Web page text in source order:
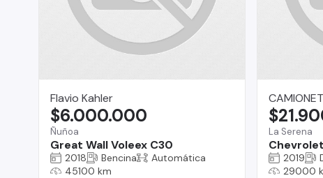
Flavio Kahler
Ñuñoa
Great Wall Voleex C30
$6.000.000
2018 Bencina
Automática
45100 km
La Serena
2019
29000